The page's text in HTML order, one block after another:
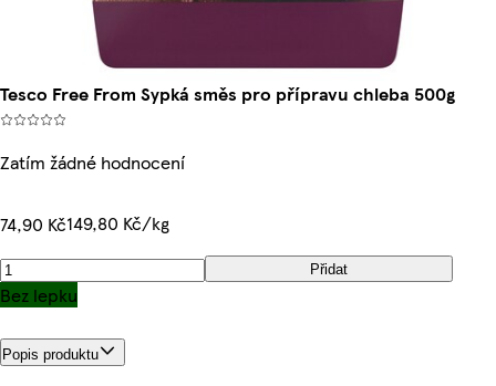
Tesco Free From Sypká směs pro přípravu chleba 500g
Zatím žádné hodnocení
74,90 Kč149,80 Kč/kg
Přidat
Bez lepku
Popis produktu